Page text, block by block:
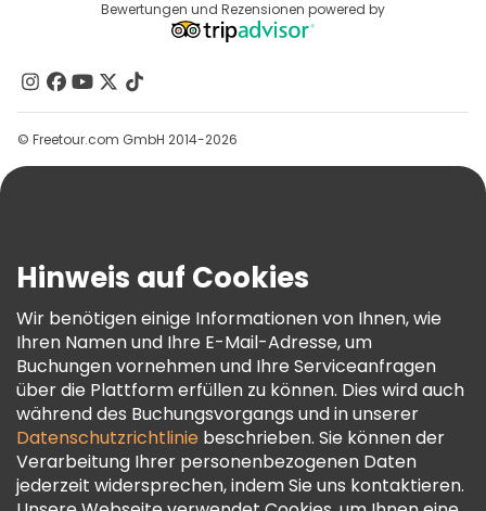
Affiliate-Programm
Reiseziele
Kontakt
Gruppen
Hilfe
AGB Und Rechtliches
Cookie-Richtlinie
Freetour Auszeichnungen
Treueprogramm
Bewertungen und Rezensionen powered by
© Freetour.com GmbH 2014-2026
Hinweis auf Cookies
Wir benötigen einige Informationen von Ihnen, wie
Ihren Namen und Ihre E-Mail-Adresse, um
Buchungen vornehmen und Ihre Serviceanfragen
über die Plattform erfüllen zu können. Dies wird auch
während des Buchungsvorgangs und in unserer
Datenschutzrichtlinie beschrieben. Sie können der
Verarbeitung Ihrer personenbezogenen Daten
jederzeit widersprechen, indem Sie uns kontaktieren.